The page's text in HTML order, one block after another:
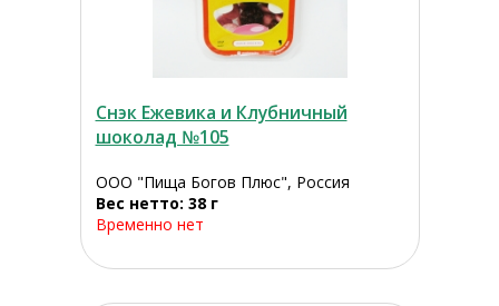
Снэк Ежевика и Клубничный
шоколад №105
ООО "Пища Богов Плюс", Россия
Вес нетто: 38 г
Временно нет